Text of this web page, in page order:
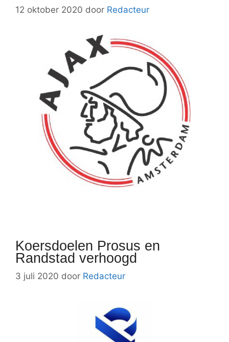
12 oktober 2020 door Redacteur
Koersdoelen Prosus en
Randstad verhoogd
3 juli 2020 door Redacteur